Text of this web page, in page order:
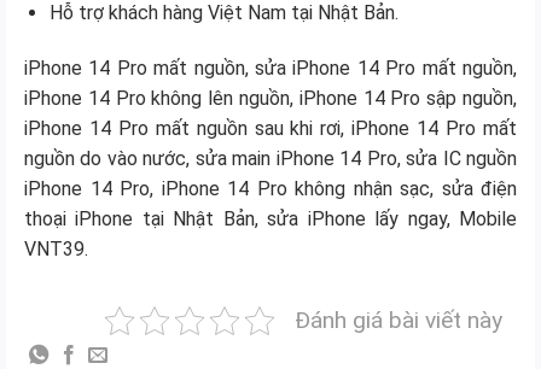
Hỗ trợ khách hàng Việt Nam tại Nhật Bản.
iPhone 14 Pro mất nguồn, sửa iPhone 14 Pro mất nguồn,
iPhone 14 Pro không lên nguồn, iPhone 14 Pro sập nguồn,
iPhone 14 Pro mất nguồn sau khi rơi, iPhone 14 Pro mất
nguồn do vào nước, sửa main iPhone 14 Pro, sửa IC nguồn
iPhone 14 Pro, iPhone 14 Pro không nhận sạc, sửa điện
thoại iPhone tại Nhật Bản, sửa iPhone lấy ngay, Mobile
VNT39.
Đánh giá bài viết này